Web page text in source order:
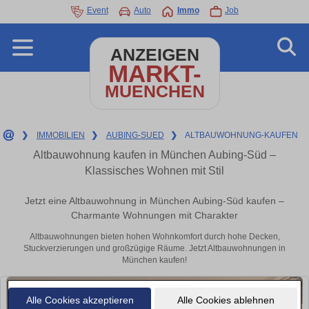
Alle Cookies akzeptieren Alle Cookies ablehnen
Event Auto Immo Job
ANZEIGEN
MARKT-
MUENCHEN
❯ IMMOBILIEN ❯ AUBING-SUED ❯ ALTBAUWOHNUNG-KAUFEN
Altbauwohnung kaufen in München Aubing-Süd –
Klassisches Wohnen mit Stil
Jetzt eine Altbauwohnung in München Aubing-Süd kaufen –
Charmante Wohnungen mit Charakter
Altbauwohnungen bieten hohen Wohnkomfort durch hohe Decken,
Stuckverzierungen und großzügige Räume. Jetzt Altbauwohnungen in
München kaufen!